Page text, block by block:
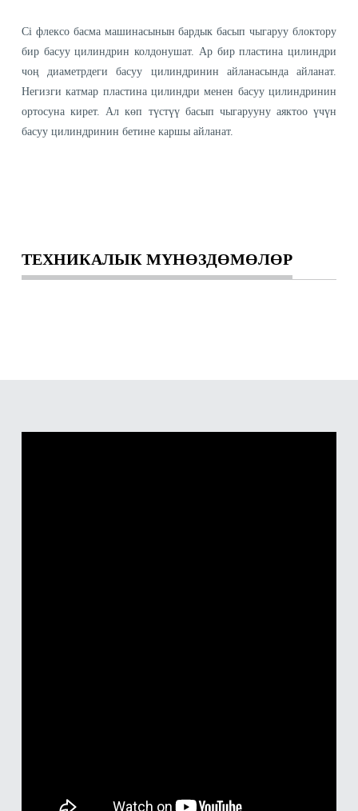
Ci флексо басма машинасынын бардык басып чыгаруу блоктору
бир басуу цилиндрин колдонушат. Ар бир пластина цилиндри
чоң диаметрдеги басуу цилиндринин айланасында айланат.
Негизги катмар пластина цилиндри менен басуу цилиндринин
ортосуна кирет. Ал көп түстүү басып чыгарууну аяктоо үчүн
басуу цилиндринин бетине каршы айланат.
ТЕХНИКАЛЫК МҮНӨЗДӨМӨЛӨР